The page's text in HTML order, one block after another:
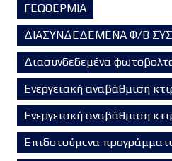
ΓΕΩΘΕΡΜΙΑ
ΔΙΑΣΥΝΔΕΔΕΜΕΝΑ Φ/Β
Διασυνδεδεμένα
Ενεργειακή αναβάθμιση
Ενεργειακή αναβάθμιση
Επιδοτούμενα